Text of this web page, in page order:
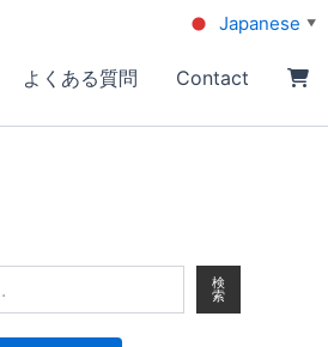
よくある質問 Contact
検
索
Japanese ▼